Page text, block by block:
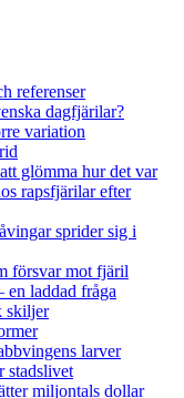
referenser
dagfjärilar?
variation
glömma hur det var
rapsfjärilar efter
sprider sig i
försvar mot fjäril
en laddad fråga
skiljer
larver
stadslivet
miljontals dollar